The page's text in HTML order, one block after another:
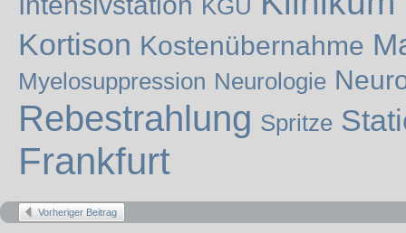
KGU
Kortison Kostenübernahme
Myelosuppression Neurologie
Rebestrahlung Spritze
Frankfurt
Vorheriger Beitrag